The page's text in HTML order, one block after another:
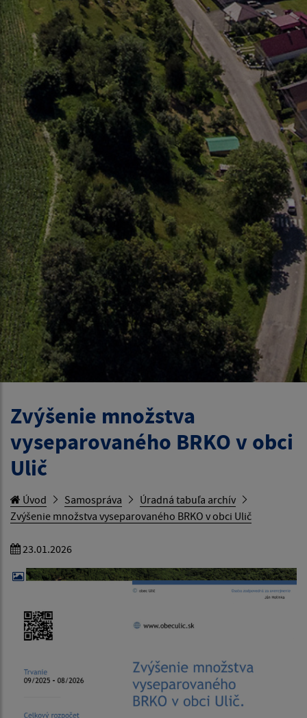
Zvýšenie množstva
vyseparovaného BRKO v obci
Ulič
Úvod Samospráva
Úradná tabuľa archív
Zvýšenie množstva vyseparovaného BRKO v obci Ulič
23.01.2026